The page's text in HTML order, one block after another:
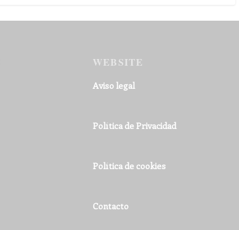
WEBSITE
Aviso legal
Política de Privacidad
Política de cookies
Contacto